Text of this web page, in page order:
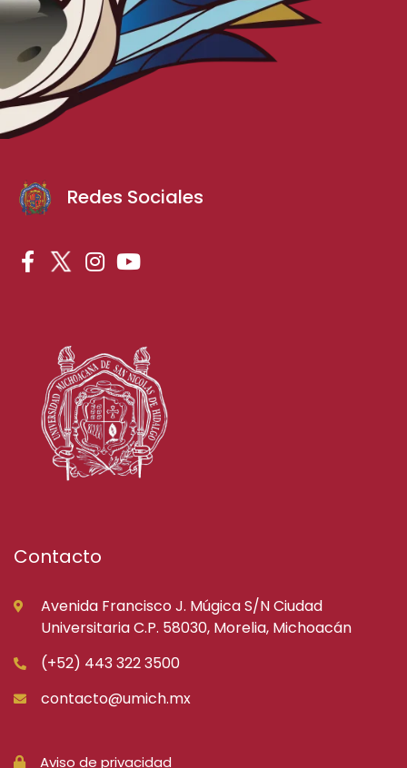
Redes Sociales
Contacto
Avenida Francisco J. Múgica S/N Ciudad
Universitaria C.P. 58030, Morelia, Michoacán
(+52) 443 322 3500
contacto@umich.mx
Aviso de privacidad